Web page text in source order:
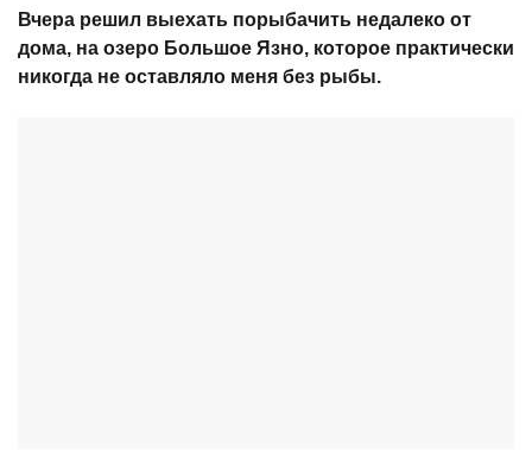
Вчера решил выехать порыбачить недалеко от
дома, на озеро Большое Язно, которое практически
никогда не оставляло меня без рыбы.